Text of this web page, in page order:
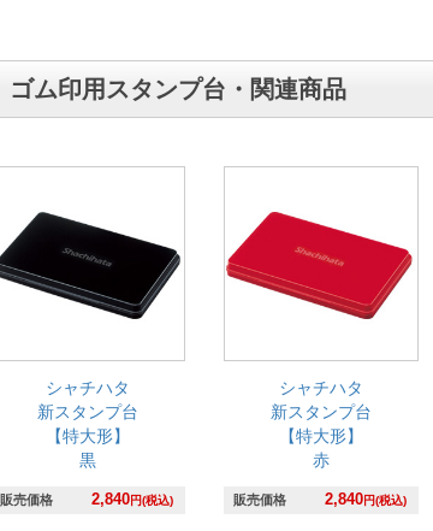
ゴム印用スタンプ台・関連商品
シャチハタ
新スタンプ台
【特大形】
黒
販売価格 2,840円(税込)
シャチハタ
新スタンプ台
【特大形】
赤
販売価格 2,840円(税込)